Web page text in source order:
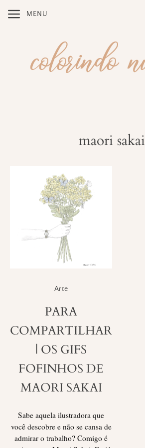
MENU
maori sakai
Arte
PARA
COMPARTILHAR
| OS GIFS
FOFINHOS DE
MAORI SAKAI
Sabe aquela ilustradora que
você descobre e não se cansa de
admirar o trabalho? Comigo é